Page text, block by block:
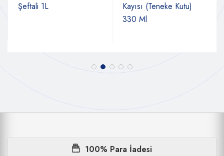
Şeftali 1L
Kayısı (Teneke Kutu)
330 Ml
100% Para İadesi